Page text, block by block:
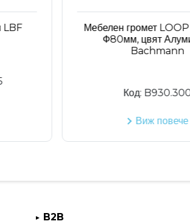
Мебелен громет LOOP
Ф80мм, цвят Алуминий,
Bachmann
B930.300
Виж повече
► B2B